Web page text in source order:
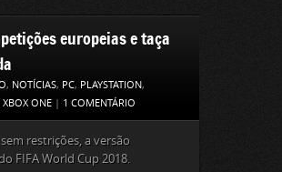
europeias e taça
, NOTÍCIAS, PC, PLAYSTATION,
XBOX ONE | 1 COMENTÁRIO
restrições, a versão
FIFA World Cup 2018.